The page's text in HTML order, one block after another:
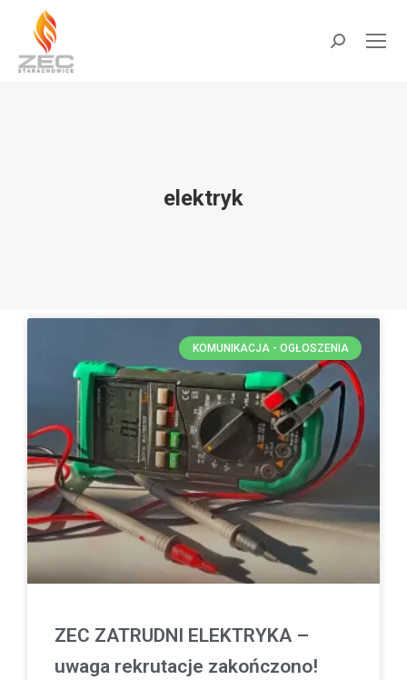
elektryk
KOMUNIKACJA - OGŁOSZENIA
ZEC ZATRUDNI ELEKTRYKA –
uwaga rekrutacje zakończono!